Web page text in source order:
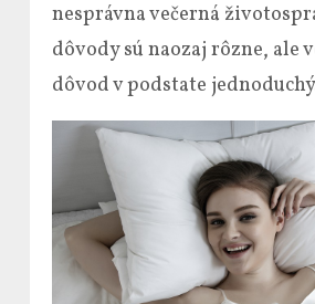
nesprávna večerná
dôvody sú naozaj rôzne, ale
dôvod v podstate